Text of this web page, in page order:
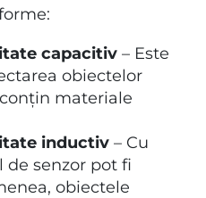
capacitiv – Este
obiectelor
materiale
inductiv – Cu
senzor pot fi
obiectele